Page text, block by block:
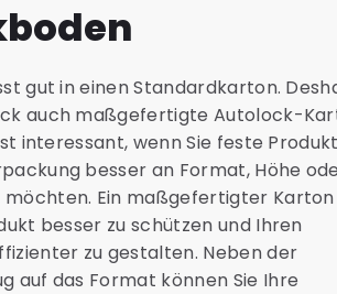
gut in einen Standardkarton.
auch maßgefertigte Autolock-
interessant, wenn Sie feste
besser an Format, Höhe
Ein maßgefertigter
besser zu schützen und Ihren
zu gestalten. Neben der
auf das Format können Sie Ihre